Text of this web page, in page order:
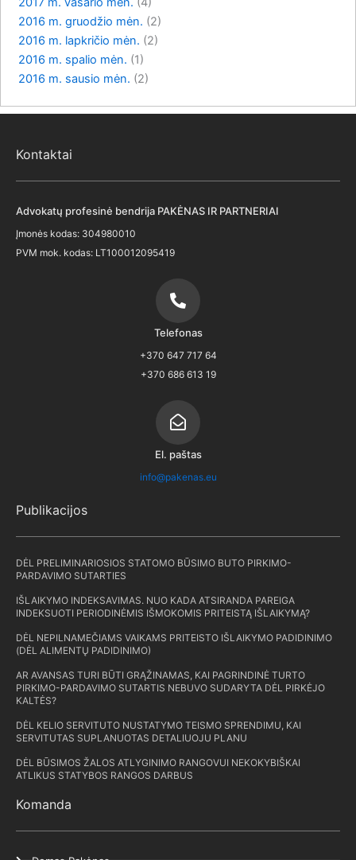
2016 m. gruodžio mėn. (2)
2016 m. lapkričio mėn. (2)
2016 m. spalio mėn. (1)
2016 m. sausio mėn. (2)
Kontaktai
Advokatų profesinė bendrija PAKĖNAS IR PARTNERIAI
Įmonės kodas: 304980010
PVM mok. kodas: LT100012095419
Telefonas
+370 647 717 64
+370 686 613 19
El. paštas
info@pakenas.eu
Publikacijos
DĖL PRELIMINARIOSIOS STATOMO BŪSIMO BUTO PIRKIMO-
PARDAVIMO SUTARTIES
IŠLAIKYMO INDEKSAVIMAS. NUO KADA ATSIRANDA PAREIGA
INDEKSUOTI PERIODINĖMIS IŠMOKOMIS PRITEISTĄ IŠLAIKYMĄ?
DĖL NEPILNAMEČIAMS VAIKAMS PRITEISTO IŠLAIKYMO PADIDINIMO
(DĖL ALIMENTŲ PADIDINIMO)
AR AVANSAS TURI BŪTI GRĄŽINAMAS, KAI PAGRINDINĖ TURTO
PIRKIMO-PARDAVIMO SUTARTIS NEBUVO SUDARYTA DĖL PIRKĖJO
KALTĖS?
DĖL KELIO SERVITUTO NUSTATYMO TEISMO SPRENDIMU, KAI
SERVITUTAS SUPLANUOTAS DETALIUOJU PLANU
DĖL BŪSIMOS ŽALOS ATLYGINIMO RANGOVUI NEKOKYBIŠKAI
ATLIKUS STATYBOS RANGOS DARBUS
Komanda